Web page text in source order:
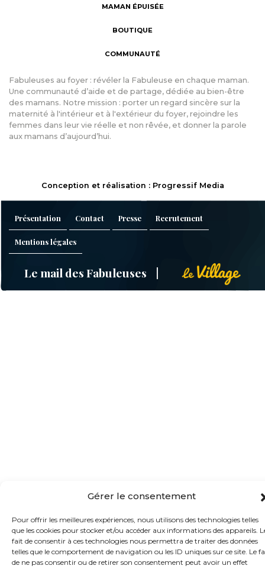
Gérer le consentement
Pour offrir les meilleures expériences, nous utilisons des technologies telles
que les cookies pour stocker et/ou accéder aux informations des appareils.
fait de consentir à ces technologies nous permettra de traiter des données
telles que le comportement de navigation ou les ID uniques sur ce site. Le
de ne pas consentir ou de retirer son consentement peut avoir un effet
MAMAN ÉPUISÉE
BOUTIQUE
COMMUNAUTÉ
Fabuleuses au foyer : révéler la Fabuleuse en chaque maman.
Une communauté d’aide et de partage, dédiée au bien-être
des mamans. Notre mission : porter un regard sincère sur la
maternité à l'intérieur et à l'extérieur du foyer, rejoindre les
femmes dans leur vie réelle et non rêvée, et donner la parole
aux mamans d’aujourd’hui.
Conception et réalisation : Progressif Media
Présentation Contact Presse Recrutement
Mentions légales
Le mail des Fabuleuses